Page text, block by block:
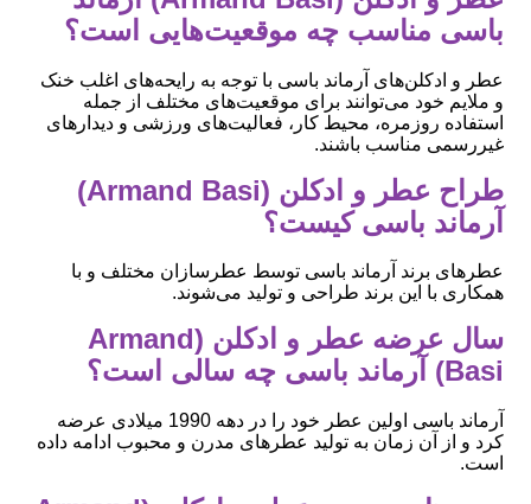
باسی مناسب چه موقعیت‌هایی است؟
عطر و ادکلن‌های آرماند باسی با توجه به رایحه‌های اغلب خنک
و ملایم خود می‌توانند برای موقعیت‌های مختلف از جمله
استفاده روزمره، محیط کار، فعالیت‌های ورزشی و دیدارهای
غیررسمی مناسب باشند.
طراح عطر و ادکلن (Armand Basi)
آرماند باسی کیست؟
عطرهای برند آرماند باسی توسط عطرسازان مختلف و با
همکاری با این برند طراحی و تولید می‌شوند.
سال عرضه عطر و ادکلن (Armand
Basi) آرماند باسی چه سالی است؟
آرماند باسی اولین عطر خود را در دهه 1990 میلادی عرضه
کرد و از آن زمان به تولید عطرهای مدرن و محبوب ادامه داده
است.